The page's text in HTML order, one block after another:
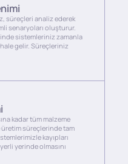
süreçleri analiz ederek
senaryoları oluşturur.
sistemleriniz zamanla
gelir. Süreçleriniz
kadar tüm malzeme
süreçlerinde tam
kayıpları
yerinde olmasını